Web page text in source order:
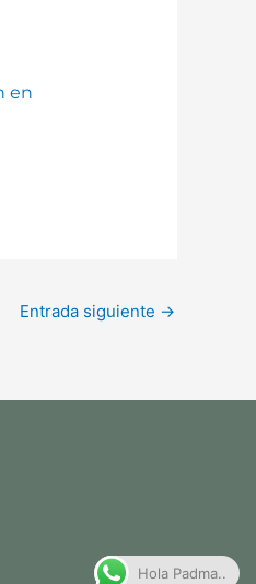
en
Entrada siguiente →
Hola Padma..